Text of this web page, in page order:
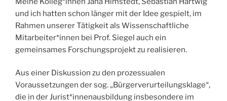
und ich hatten schon länger mit der Idee gespielt, im
Rahmen unserer Tätigkeit als Wissenschaftliche
Mitarbeiter*innen bei Prof. Siegel auch ein
gemeinsames Forschungsprojekt zu realisieren.
Aus einer Diskussion zu den prozessualen
Voraussetzungen der sog. „Bürgerverurteilungsklage“,
die in der Jurist*innenausbildung insbesondere im